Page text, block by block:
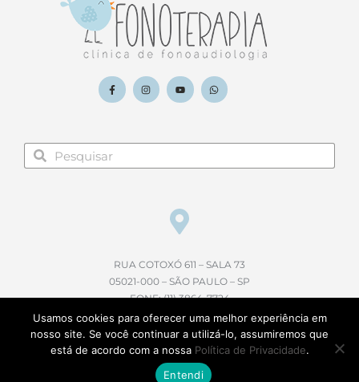
RUA COTOXÓ 611 – SALA 73
05021-000 – SÃO PAULO – SP
FONE: (11) 3864-7724
© FONOTERAPIA - TODOS OS DIREITOS RESERVADOS.
Usamos cookies para oferecer uma melhor experiência em
nosso site. Se você continuar a utilizá-lo, assumiremos que
está de acordo com a nossa Política de Privacidade.
Entendi